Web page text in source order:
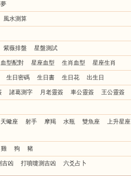
風水測算
紫薇排盤 星盤測試
血型配對 星座血型 生肖血型 星座生肖
生日密碼 生日書 生日花 出生日
諸葛測字 月老靈簽 車公靈簽 王公靈簽
天蠍座 射手 摩羯 水瓶 雙魚座 上升星座
雞 狗 豬
吉凶 打噴嚏測吉凶 六爻占卜